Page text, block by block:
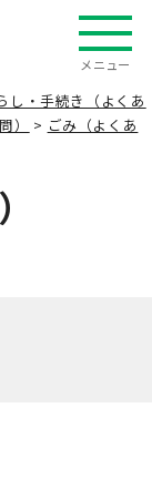
メニュー
し・手続き（よくあ
） > ごみ（よくあ